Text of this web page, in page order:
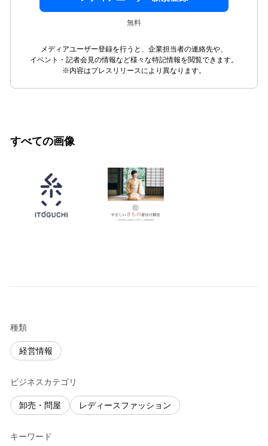
無料
メディアユーザー登録を行うと、企業担当者の連絡先や、
イベント・記者会見の情報など様々な特記情報を閲覧できます。
※内容はプレスリリースにより異なります。
すべての画像
種類
経営情報
ビジネスカテゴリ
卸売・問屋 レディースファッション
キーワード